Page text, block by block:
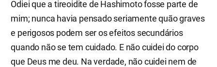
Odiei que a tireoidite de Hashimoto fosse parte de
mim; nunca havia pensado seriamente quão graves
e perigosos podem ser os efeitos secundários
quando não se tem cuidado. E não cuidei do corpo
que Deus me deu. Na verdade, não cuidei nem de